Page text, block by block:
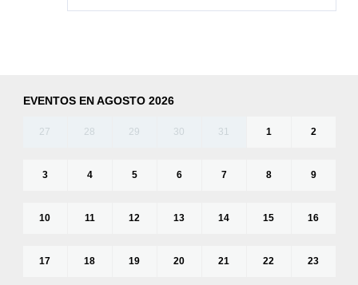
EVENTOS EN AGOSTO 2026
27 28 29 30 31 1 2
3 4 5 6 7 8 9
10 11 12 13 14 15 16
17 18 19 20 21 22 23